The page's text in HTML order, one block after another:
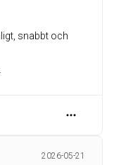
snabbt och
2026-05-21